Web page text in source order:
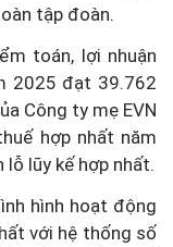
tập đoàn.
toán, lợi nhuận
2025 đạt 39.762
Công ty mẹ EVN
hợp nhất năm
lũy kế hợp nhất.
hình hoạt động
với hệ thống số